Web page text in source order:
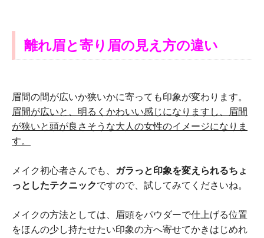
離れ眉と寄り眉の見え方の違い
眉間の間が広いか狭いかに寄っても印象が変わります。
眉間が広いと、明るくかわいい感じになりますし、眉間
が狭いと頭が良さそうな大人の女性のイメージになりま
す。
メイク初心者さんでも、
ガラっと印象を変えられるちょ
っとしたテクニックですので、試してみてくださいね。
メイクの方法としては、眉頭をパウダーで仕上げる位置
をほんの少し持たせたい印象の方へ寄せてかきはじめれ